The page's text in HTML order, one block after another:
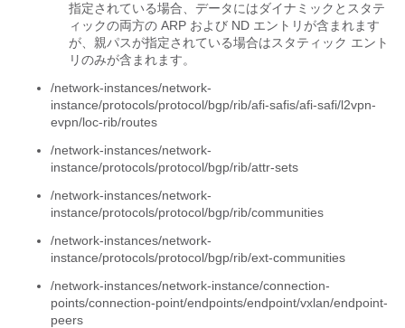
指定されている場合、データにはダイナミックとスタテ
ィックの両方の ARP および ND エントリが含まれます
が、親パスが指定されている場合はスタティック エント
リのみが含まれます。
/network-instances/network-
instance/protocols/protocol/bgp/rib/afi-safis/afi-safi/l2vpn-
evpn/loc-rib/routes
/network-instances/network-
instance/protocols/protocol/bgp/rib/attr-sets
/network-instances/network-
instance/protocols/protocol/bgp/rib/communities
/network-instances/network-
instance/protocols/protocol/bgp/rib/ext-communities
/network-instances/network-instance/connection-
points/connection-point/endpoints/endpoint/vxlan/endpoint-
peers